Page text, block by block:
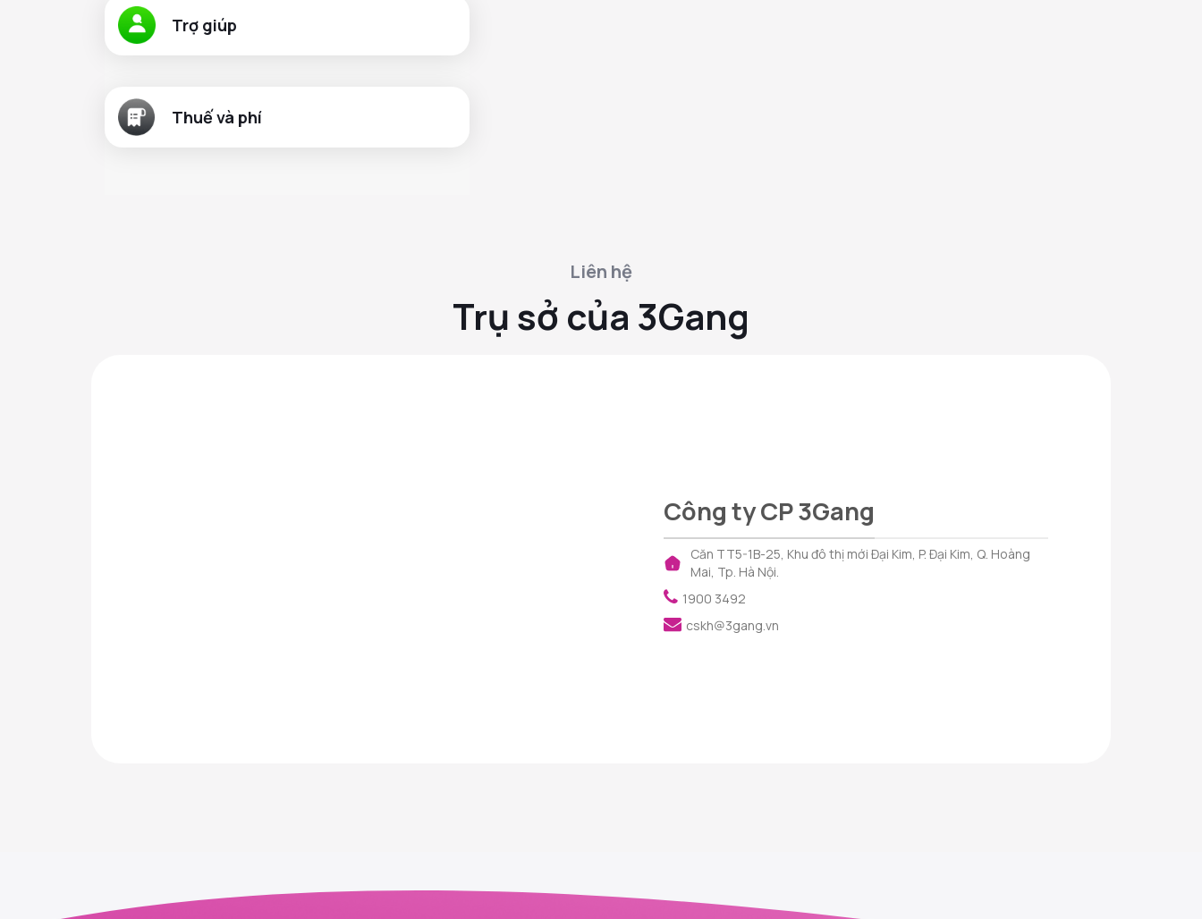
Trợ giúp
Thuế và phí
Liên hệ
Trụ sở của 3Gang
Công ty CP 3Gang
Căn TT5-1B-25, Khu đô thị mới Đại Kim, P. Đại Kim, Q. Hoàng
Mai, Tp. Hà Nội.
1900 3492
cskh@3gang.vn